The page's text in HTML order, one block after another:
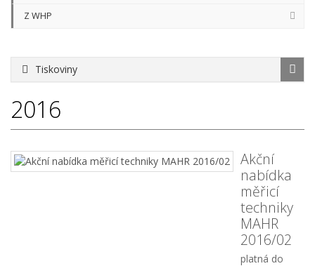
Z WHP
Tiskoviny
2016
Akční
nabídka
měřicí
techniky
MAHR
2016/02
platná do